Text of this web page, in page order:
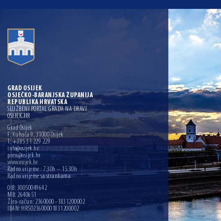
GRAD OSIJEK
OSJEČKO-BARANJSKA ŽUPANIJA
REPUBLIKA HRVATSKA
SLUŽBENI PORTAL GRADA NA DRAVI
OSIJEK.HR
Grad Osijek
F. Kuhača 9, 31000 Osijek
T: +385 31 229 229
info@osijek.hr
press@osijek.hr
www.osijek.hr
Radno vrijeme : 7:30h – 15:30h
Radno vrijeme sa strankama
OIB: 30050049642
MB: 2640651
Žiro-račun: 2360000–1831200002
IBAN: HR5023600001831200002